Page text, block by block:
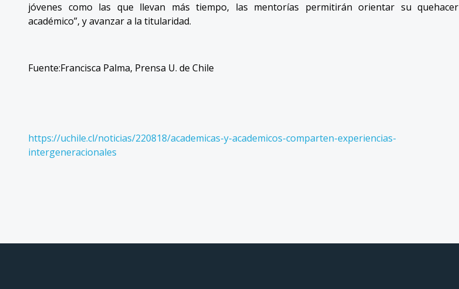
jóvenes como las que llevan más tiempo, las mentorías permitirán orientar su quehacer
académico”, y avanzar a la titularidad.
Fuente:Francisca Palma, Prensa U. de Chile
https://uchile.cl/noticias/220818/academicas-y-academicos-comparten-experiencias-
intergeneracionales